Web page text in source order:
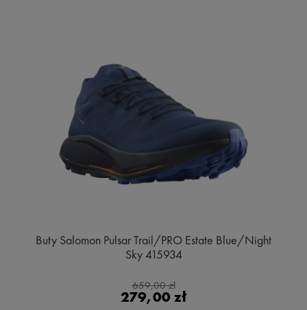
Buty Salomon Pulsar Trail/PRO Estate Blue/Night
Sky 415934
659,00 zł
279,00 zł